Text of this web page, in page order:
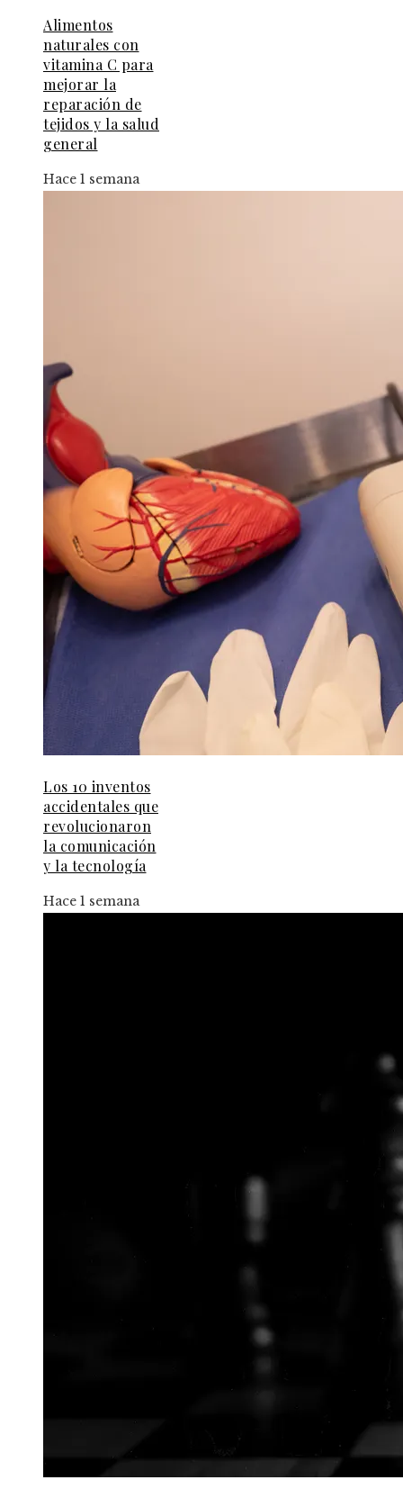
Alimentos
naturales con
vitamina C para
mejorar la
reparación de
tejidos y la salud
general
Hace 1 semana
Los 10 inventos
accidentales que
revolucionaron
la comunicación
y la tecnología
Hace 1 semana